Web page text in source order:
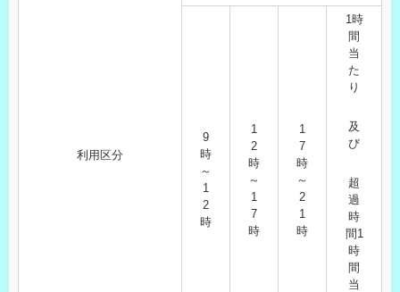
利用区分
9
時
～
1
2
時
1
2
時
～
1
7
時
1
7
時
～
2
1
時
1時
間
当
た
り
及
び
超
過
時
間1
時
間
当